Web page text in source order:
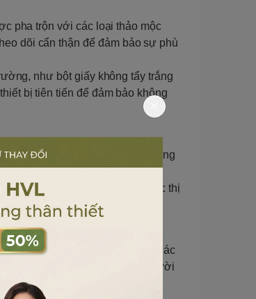
pha trộn với các loại thảo mộc
dõi cẩn thận để đảm bảo sự phù
như bột giấy không tẩy trắng
bị tiên tiến để đảm bảo không
tiêu bao gồm độ pH, hàm lượng
để được phép xuất khẩu tại các thị
suốt quá trình vận chuyển. Các
minh bạch và tiện dụng cho người